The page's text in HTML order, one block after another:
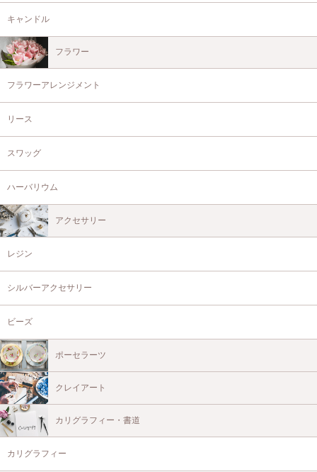
キャンドル
フラワー
フラワーアレンジメント
リース
スワッグ
ハーバリウム
アクセサリー
レジン
シルバーアクセサリー
ビーズ
ポーセラーツ
クレイアート
カリグラフィー・書道
カリグラフィー